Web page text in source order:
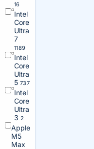
16
Intel
Core
Ultra
7
1189
Intel
Core
Ultra
5 737
Intel
Core
Ultra
3 2
Apple
M5
Max